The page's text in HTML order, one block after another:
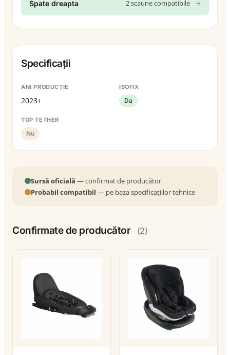
Spate dreapta 2 scaune compatibile →
Specificații
ANI PRODUCȚIE
2023+
ISOFIX
Da
TOP TETHER
Nu
Sursă oficială — confirmat de producător
Probabil compatibil — pe baza specificațiilor tehnice
Confirmate de producător (2)